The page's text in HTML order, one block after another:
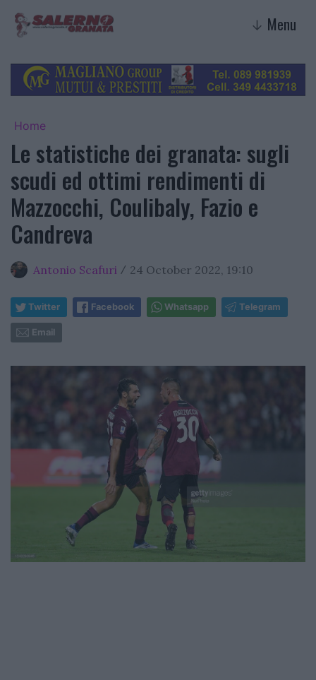
↓ Menu
Home
Le statistiche dei granata: sugli
scudi ed ottimi rendimenti di
Mazzocchi, Coulibaly, Fazio e
Candreva
Antonio Scafuri / 24 October 2022, 19:10
Twitter Facebook Whatsapp Telegram
Email